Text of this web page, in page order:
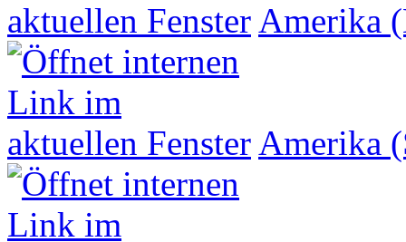
Amerika
Amerika